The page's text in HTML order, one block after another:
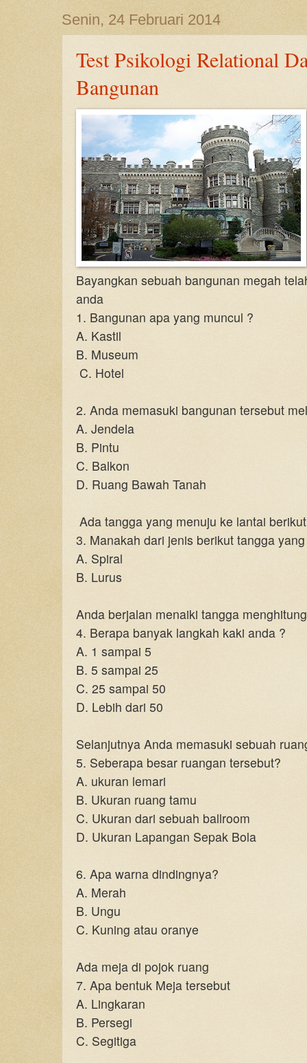
Senin, 24 Februari 2014
Test Psikologi Relational
Bangunan
Bayangkan sebuah bangunan megah
anda
1. Bangunan apa yang muncul ?
A. Kastil
B. Museum
C. Hotel
2. Anda memasuki bangunan tersebut
A. Jendela
B. Pintu
C. Balkon
D. Ruang Bawah Tanah
Ada tangga yang menuju ke lantai
3. Manakah dari jenis berikut tangga
A. Spiral
B. Lurus
Anda berjalan menaiki tangga
4. Berapa banyak langkah kaki anda ?
A. 1 sampai 5
B. 5 sampai 25
C. 25 sampai 50
D. Lebih dari 50
Selanjutnya Anda memasuki sebuah
5. Seberapa besar ruangan tersebut?
A. ukuran lemari
B. Ukuran ruang tamu
C. Ukuran dari sebuah ballroom
D. Ukuran Lapangan Sepak Bola
6. Apa warna dindingnya?
A. Merah
B. Ungu
C. Kuning atau oranye
Ada meja di pojok ruang
7. Apa bentuk Meja tersebut
A. Lingkaran
B. Persegi
C. Segitiga